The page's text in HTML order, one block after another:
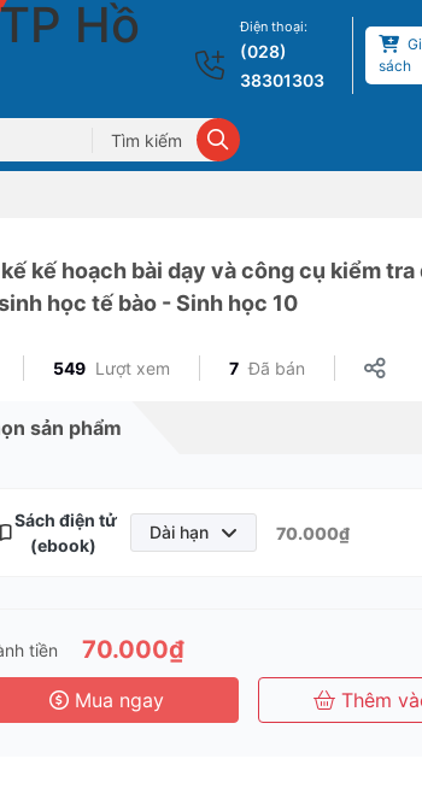
Điện thoại:
(028)
38301303
sách
Tìm kiếm
kế hoạch bài dạy và công cụ kiểm tra
học tế bào - Sinh học 10
549 Lượt xem 7 Đã bán
sản phẩm
Sách điện tử
(ebook)
Dài hạn 70.000₫
tiền 70.000₫
Mua ngay Thêm